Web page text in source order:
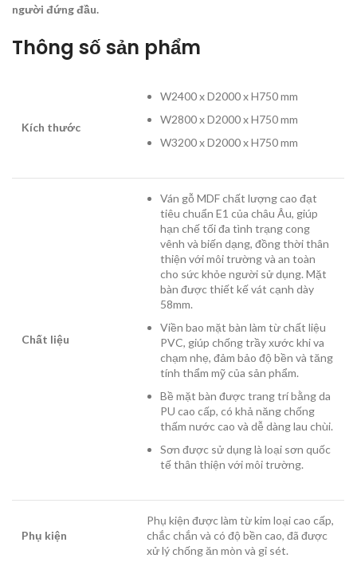
người đứng đầu.
Thông số sản phẩm
Kích thước
W2400 x D2000 x H750 mm
W2800 x D2000 x H750 mm
W3200 x D2000 x H750 mm
Chất liệu
Ván gỗ MDF chất lượng cao đạt
tiêu chuẩn E1 của châu Âu, giúp
hạn chế tối đa tình trạng cong
vênh và biến dạng, đồng thời thân
thiện với môi trường và an toàn
cho sức khỏe người sử dụng. Mặt
bàn được thiết kế vát cạnh dày
58mm.
Viền bao mặt bàn làm từ chất liệu
PVC, giúp chống trầy xước khi va
chạm nhẹ, đảm bảo độ bền và tăng
tính thẩm mỹ của sản phẩm.
Bề mặt bàn được trang trí bằng da
PU cao cấp, có khả năng chống
thấm nước cao và dễ dàng lau chùi.
Sơn được sử dụng là loại sơn quốc
tế thân thiện với môi trường.
Phụ kiện
Phụ kiện được làm từ kim loại cao cấp,
chắc chắn và có độ bền cao, đã được
xử lý chống ăn mòn và gỉ sét.